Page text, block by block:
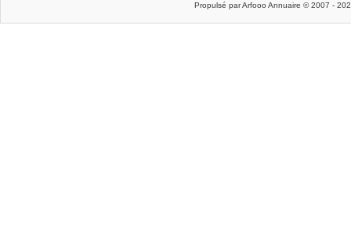
Propulsé par Arfooo Annuaire © 2007 -